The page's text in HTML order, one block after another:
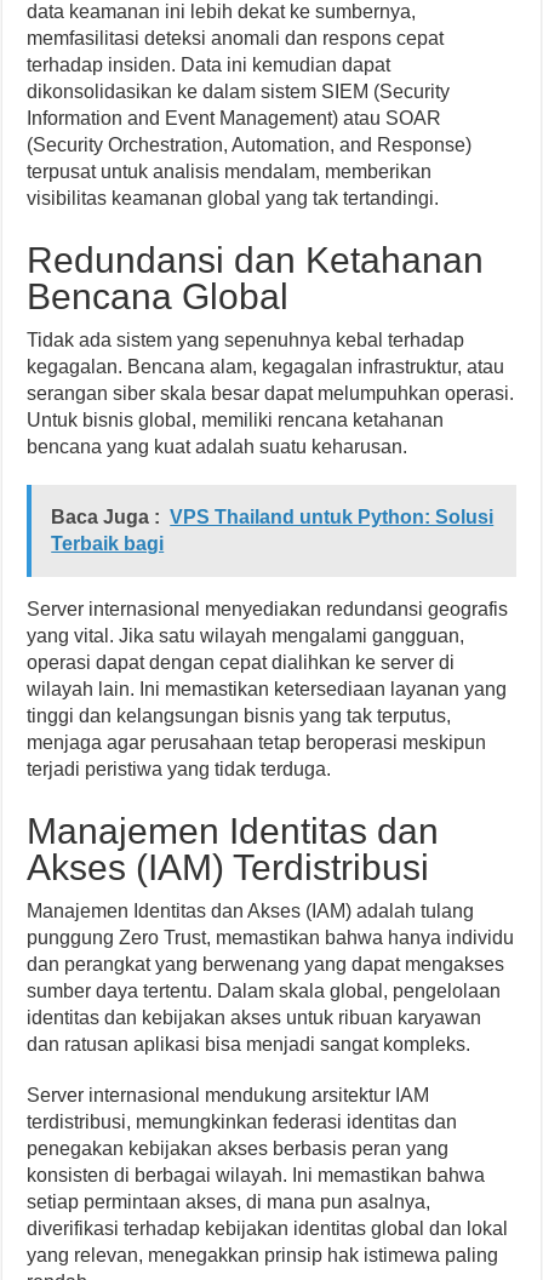
data keamanan ini lebih dekat ke sumbernya,
memfasilitasi deteksi anomali dan respons cepat
terhadap insiden. Data ini kemudian dapat
dikonsolidasikan ke dalam sistem SIEM (Security
Information and Event Management) atau SOAR
(Security Orchestration, Automation, and Response)
terpusat untuk analisis mendalam, memberikan
visibilitas keamanan global yang tak tertandingi.
Redundansi dan Ketahanan
Bencana Global
Tidak ada sistem yang sepenuhnya kebal terhadap
kegagalan. Bencana alam, kegagalan infrastruktur, atau
serangan siber skala besar dapat melumpuhkan operasi.
Untuk bisnis global, memiliki rencana ketahanan
bencana yang kuat adalah suatu keharusan.
Baca Juga : VPS Thailand untuk Python: Solusi
Terbaik bagi
Server internasional menyediakan redundansi geografis
yang vital. Jika satu wilayah mengalami gangguan,
operasi dapat dengan cepat dialihkan ke server di
wilayah lain. Ini memastikan ketersediaan layanan yang
tinggi dan kelangsungan bisnis yang tak terputus,
menjaga agar perusahaan tetap beroperasi meskipun
terjadi peristiwa yang tidak terduga.
Manajemen Identitas dan
Akses (IAM) Terdistribusi
Manajemen Identitas dan Akses (IAM) adalah tulang
punggung Zero Trust, memastikan bahwa hanya individu
dan perangkat yang berwenang yang dapat mengakses
sumber daya tertentu. Dalam skala global, pengelolaan
identitas dan kebijakan akses untuk ribuan karyawan
dan ratusan aplikasi bisa menjadi sangat kompleks.
Server internasional mendukung arsitektur IAM
terdistribusi, memungkinkan federasi identitas dan
penegakan kebijakan akses berbasis peran yang
konsisten di berbagai wilayah. Ini memastikan bahwa
setiap permintaan akses, di mana pun asalnya,
diverifikasi terhadap kebijakan identitas global dan lokal
yang relevan, menegakkan prinsip hak istimewa paling